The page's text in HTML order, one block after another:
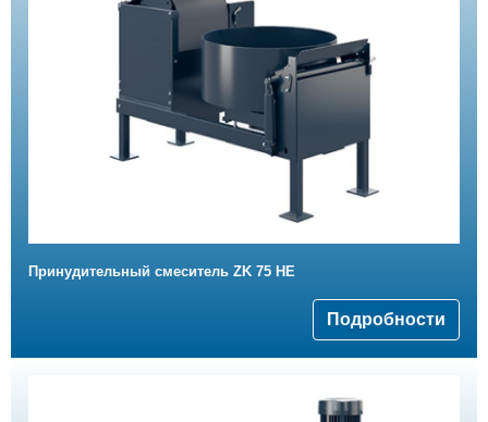
Принудительный смеситель ZK 75 HE
Подробности